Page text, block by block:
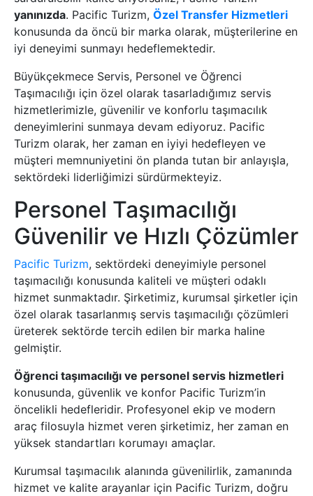
yanınızda. Pacific Turizm, Özel Transfer Hizmetleri
konusunda da öncü bir marka olarak, müşterilerine en
iyi deneyimi sunmayı hedeflemektedir.
Büyükçekmece Servis, Personel ve Öğrenci
Taşımacılığı için özel olarak tasarladığımız servis
hizmetlerimizle, güvenilir ve konforlu taşımacılık
deneyimlerini sunmaya devam ediyoruz. Pacific
Turizm olarak, her zaman en iyiyi hedefleyen ve
müşteri memnuniyetini ön planda tutan bir anlayışla,
sektördeki liderliğimizi sürdürmekteyiz.
Personel Taşımacılığı
Güvenilir ve Hızlı Çözümler
Pacific Turizm, sektördeki deneyimiyle personel
taşımacılığı konusunda kaliteli ve müşteri odaklı
hizmet sunmaktadır. Şirketimiz, kurumsal şirketler için
özel olarak tasarlanmış servis taşımacılığı çözümleri
üreterek sektörde tercih edilen bir marka haline
gelmiştir.
Öğrenci taşımacılığı ve personel servis hizmetleri
konusunda, güvenlik ve konfor Pacific Turizm’in
öncelikli hedefleridir. Profesyonel ekip ve modern
araç filosuyla hizmet veren şirketimiz, her zaman en
yüksek standartları korumayı amaçlar.
Kurumsal taşımacılık alanında güvenilirlik, zamanında
hizmet ve kalite arayanlar için Pacific Turizm, doğru